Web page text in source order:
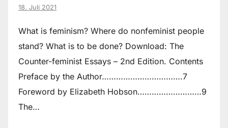
18. Juli 2021
What is feminism? Where do non­feminist people
stand? What is to be done? Download: The
Counter-feminist Essays – 2nd Edition. Contents
Preface by the Author…………………………….7
Foreword by Elizabeth Hobson………………………9
The…